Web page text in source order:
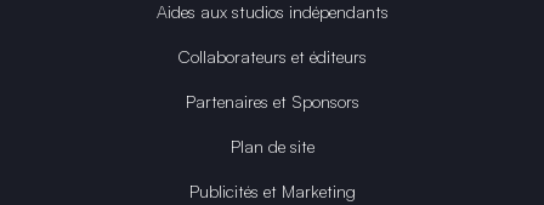
Aides aux studios indépendants
Collaborateurs et éditeurs
Partenaires et Sponsors
Plan de site
Publicités et Marketing